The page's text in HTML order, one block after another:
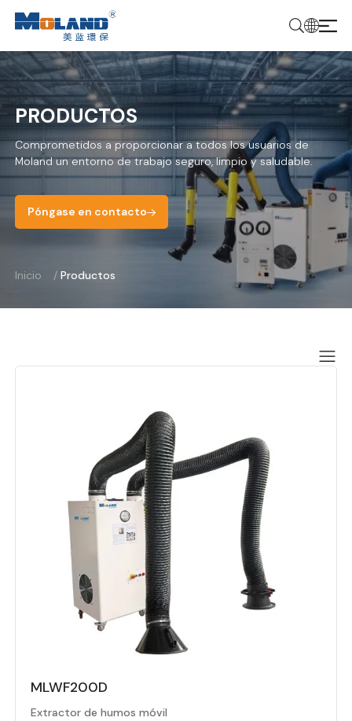
PRODUCTOS
Comprometidos a proporcionar a todos los usuarios de
Moland un entorno de trabajo seguro, limpio y saludable.
Póngase en contacto
Inicio /Productos
MLWF200D
Extractor de humos móvil